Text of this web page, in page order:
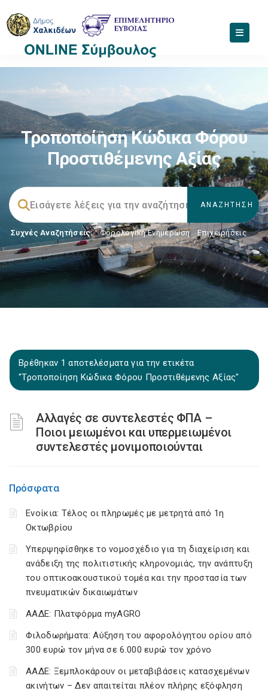
Τροποποίηση Κώδικα Φόρου
Προστιθέμενης Αξίας
Συχνές Αναζητήσεις: Φορολογικη Ενημέρωση, Επιχειρήσεις
Βρέθηκαν 1 αποτελέσματα για την ετικέτα
"Τροποποίηση Κώδικα Φόρου Προστιθέμενης Αξίας"
Αλλαγές σε συντελεστές ΦΠΑ –
Ποιοι μειωμένοι και υπερμειωμένοι
συντελεστές μονιμοποιούνται
Πρόσφατα
Ενοίκια: Τέλος οι πληρωμές με μετρητά από 1η
Οκτωβρίου
Υπερψηφίσθηκε το νομοσχέδιο για τη διαχείριση και
ανάδειξη της πολιτιστικής κληρονομιάς, την ανάπτυξη
του οπτικοακουστικού τομέα και την προστασία των
πνευματικών δικαιωμάτων
ΑΑΔΕ: Πλατφόρμα myAGRO
Φιλοδωρήματα: Αύξηση του αφορολόγητου ορίου από
300 ευρώ τον μήνα σε 6.000 ευρώ τον χρόνο
ΑΑΔΕ: Ξεμπλοκάρουν οι μεταβιβάσεις κατασχεμένων
ακινήτων – Δεν απαιτείται πλέον πλήρης εξόφληση